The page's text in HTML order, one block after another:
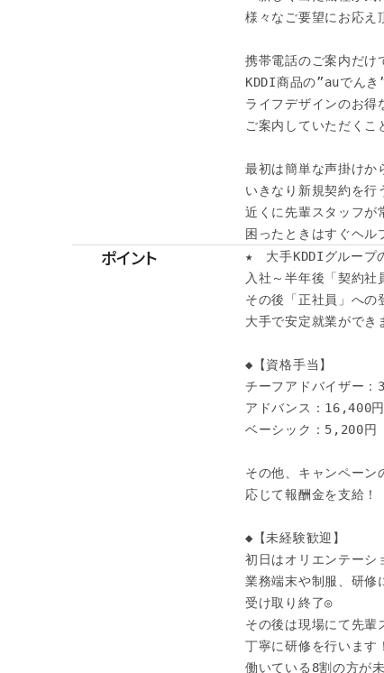
様々なご要望にお応え
携帯電話のご案内だけ
KDDI商品の”auでん
ライフデザインのお得
ご案内していただくこ
最初は簡単な声掛けか
いきなり新規契約を行
近くに先輩スタッフが
困ったときはすぐヘル
ポイント
★　大手KDDIグループ
入社～半年後「契約社
その後「正社員」への
大手で安定就業ができ
◆【資格手当】
チーフアドバイザー：
アドバンス：16,400円
ベーシック：5,200円
その他、キャンペーン
応じて報酬金を支給！
◆【未経験歓迎】
初日はオリエンテーシ
業務端末や制服、研修
受け取り終了◎
その後は現場にて先輩
丁寧に研修を行います！
働いている8割の方が